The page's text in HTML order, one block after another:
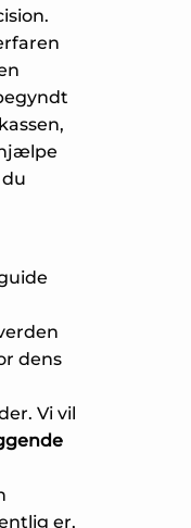
dens
Vi vil
er,